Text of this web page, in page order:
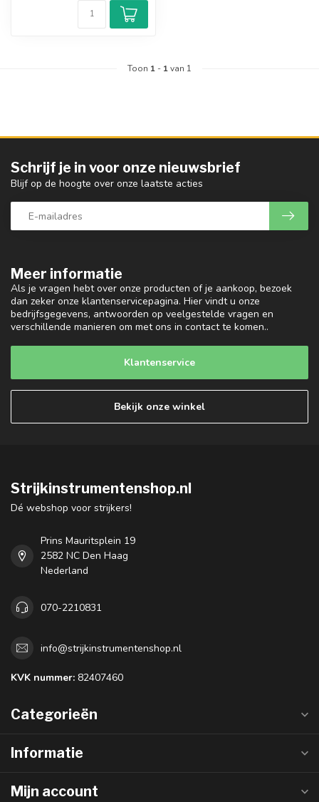
Toon 1 - 1van 1
Meer informatie
Als je vragen hebt over onze producten of je aankoop, bezoek
dan zeker onze klantenservicepagina. Hier vindt u onze
bedrijfsgegevens, antwoorden op veelgestelde vragen en
verschillende manieren om met ons in contact te komen..
Klantenservice
Bekijk onze winkel
Schrijf je in voor onze nieuwsbrief
Blijf op de hoogte over onze laatste acties
Strijkinstrumentenshop.nl
Dé webshop voor strijkers!
Prins Mauritsplein 19
2582 NC Den Haag
Nederland
070-2210831
info@strijkinstrumentenshop.nl
KVK nummer: 82407460
Categorieën
Informatie
Mijn account